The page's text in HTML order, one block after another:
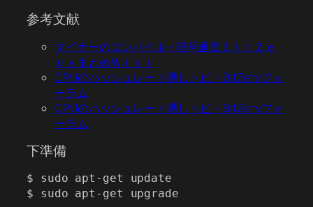
参考文献
マイナーのコンパイル – 暗号通貨ＢｉｔＺｅ
ｎｙまとめＷｉｋｉ
CPUのハッシュレート晒しトピ – BitZenyフォ
ーラム
CPUのハッシュレート晒しトピ – BitZenyフォ
ーラム
下準備
$ sudo apt-get update
$ sudo apt-get upgrade